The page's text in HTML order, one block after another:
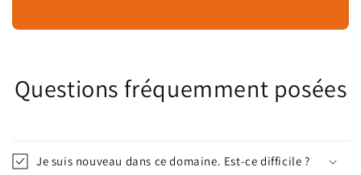
Questions fréquemment posées
Je suis nouveau dans ce domaine. Est-ce difficile ?